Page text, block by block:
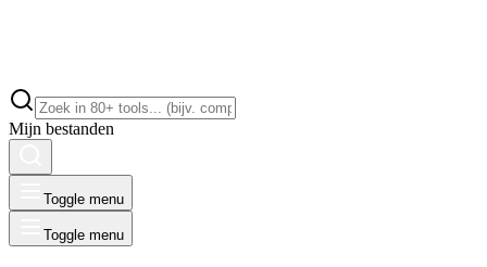
Mijn bestanden
Toggle menu
Toggle menu